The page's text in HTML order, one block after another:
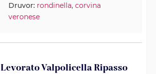
Druvor: rondinella,corvina
veronese
Levorato Valpolicella Ripasso